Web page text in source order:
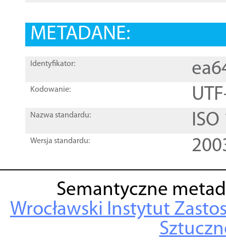
METADANE:
Identyfikator:
Kodowanie:
Nazwa standardu:
Wersja standardu:
Semantyczne
Wrocławski Instytut